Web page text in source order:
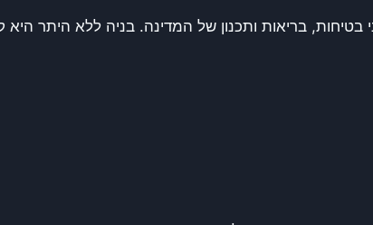
בריאות ותכנון של המדינה. בניה ללא היתר היא